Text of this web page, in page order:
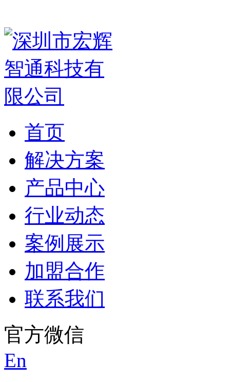
首页
解决方案
产品中心
行业动态
案例展示
加盟合作
联系我们
官方微信
En